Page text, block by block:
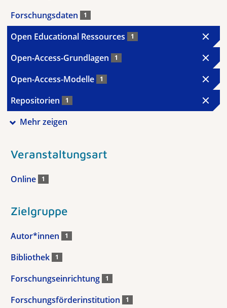
Forschungsdaten 1
Open Educational Ressources 1
Open-Access-Grundlagen 1
Open-Access-Modelle 1
Repositorien 1
Mehr zeigen
Veranstaltungsart
Online 1
Zielgruppe
Autor*innen 1
Bibliothek 1
Forschungseinrichtung 1
Forschungsförderinstitution 1